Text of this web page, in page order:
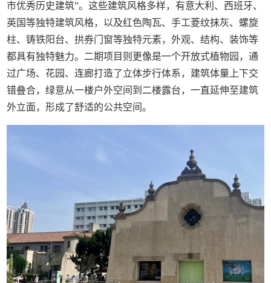
市优秀历史建筑”。这些建筑风格多样，有意大利、西班牙、
英国等独特建筑风格，以及红色陶瓦、手工菱纹抹灰、螺旋
柱、铸铁阳台、拱券门窗等独特元素，外观、结构、装饰等
都具有独特魅力。二期项目则更像是一个开放式植物园，通
过广场、花园、连廊打造了立体步行体系，建筑体量上下交
错叠合，绿意从一楼户外空间到二楼露台，一直延伸至建筑
外立面，形成了舒适的公共空间。